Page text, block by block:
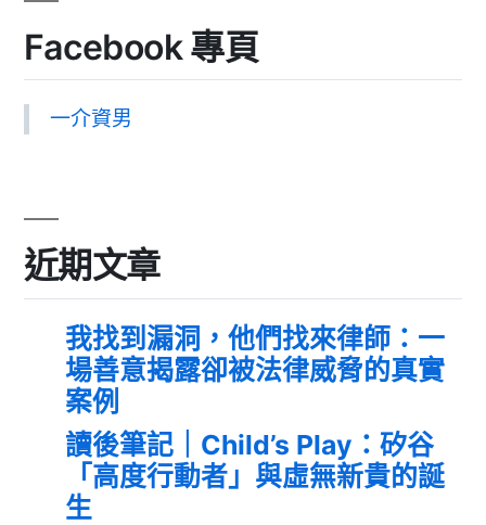
Facebook 專頁
一介資男
近期文章
我找到漏洞，他們找來律師：一
場善意揭露卻被法律威脅的真實
案例
讀後筆記｜Child’s Play：矽谷
「高度行動者」與虛無新貴的誕
生